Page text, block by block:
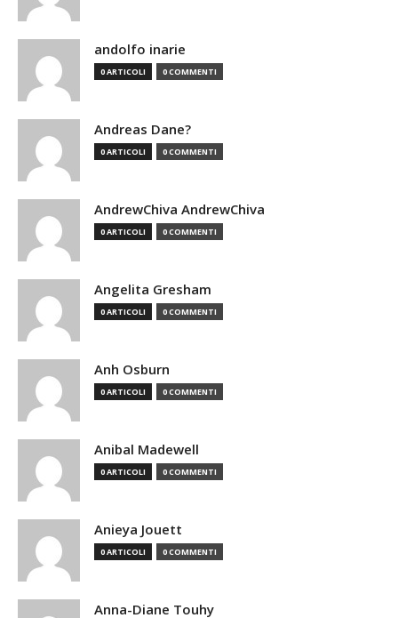
andolfo inarie
0 ARTICOLI 0 COMMENTI
Andreas Dane?
0 ARTICOLI 0 COMMENTI
AndrewChiva AndrewChiva
0 ARTICOLI 0 COMMENTI
Angelita Gresham
0 ARTICOLI 0 COMMENTI
Anh Osburn
0 ARTICOLI 0 COMMENTI
Anibal Madewell
0 ARTICOLI 0 COMMENTI
Anieya Jouett
0 ARTICOLI 0 COMMENTI
Anna-Diane Touhy